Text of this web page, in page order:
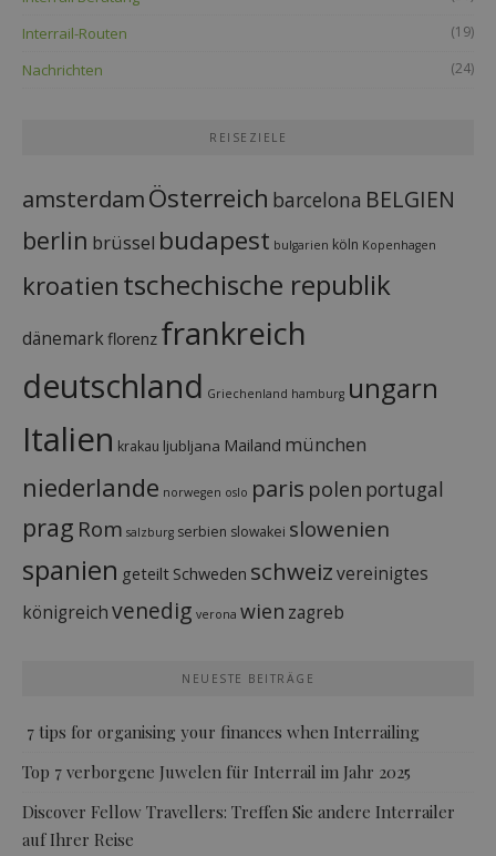
Interrail-Routen (19)
Nachrichten (24)
REISEZIELE
amsterdamÖsterreich barcelona BELGIEN
berlin brüssel budapest bulgarien köln Kopenhagen
kroatien tschechische republik
dänemark florenz frankreich
deutschland Griechenland hamburg ungarn
Italien krakau ljubljana Mailand münchen
niederlande norwegen oslo paris polen portugal
prag Rom salzburg serbien slowakei slowenien
spanien geteilt Schweden schweizvereinigtes
königreichvenedig verona wien zagreb
NEUESTE BEITRÄGE
7 tips for organising your finances when Interrailing
Top 7 verborgene Juwelen für Interrail im Jahr 2025
Discover Fellow Travellers: Treffen Sie andere Interrailer
auf Ihrer Reise